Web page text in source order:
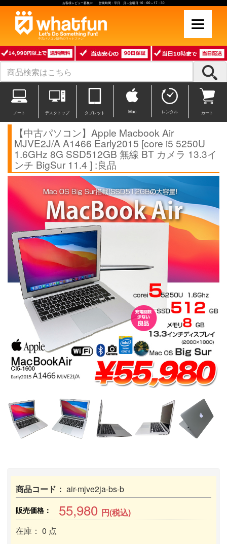
お客様レビュー募集中 営業時間：平日 月～金曜日 10：00～17：30
中古パソコン販売のワットファン
ノート デスクトップ タブレット Mac レンタル カート
【中古パソコン】Apple Macbook Air
MJVE2J/A A1466 Early2015 [core i5 5250U
1.6GHz 8G SSD512GB 無線 BT カメラ 13.3イ
ンチ BigSur 11.4 ] :良品
商品コード： air-mjve2ja-bs-b
販売価格： 55,980 円(税込)
在庫： 0 点